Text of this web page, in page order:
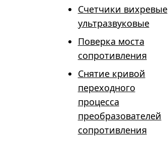
Счетчики вихревые
ультразвуковые
Поверка моста
сопротивления
Снятие кривой
переходного
процесса
преобразователей
сопротивления